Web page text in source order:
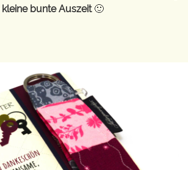
kleine bunte Auszeit🙂